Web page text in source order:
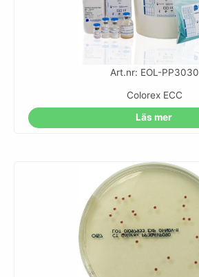
Art.nr: EOL-PP3030
Colorex ECC
Läs mer